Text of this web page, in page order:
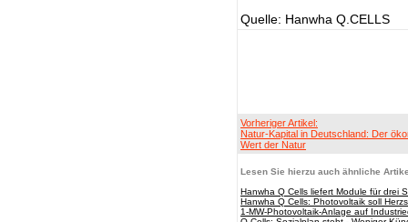
Quelle: Hanwha Q.CELLS
Vorheriger Artikel:
Natur-Kapital in Deutschland: Der
Wert der Natur
Lesen Sie hierzu auch ähnliche
Hanwha Q Cells liefert Module für drei
Hanwha Q Cells: Photovoltaik soll
1-MW-Photovoltaik-Anlage auf